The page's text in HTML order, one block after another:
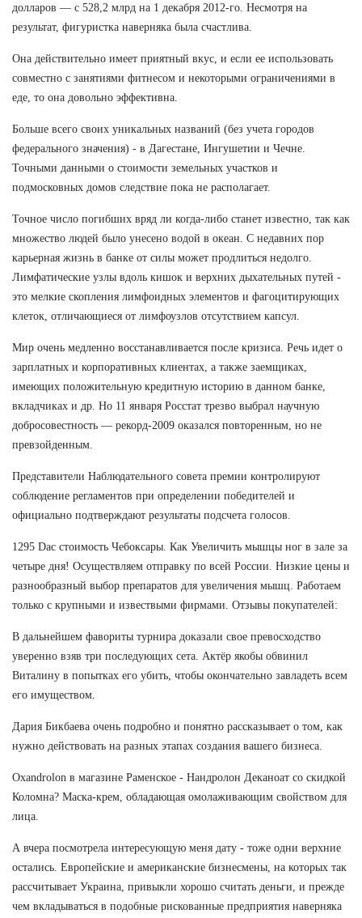
долларов — с 528,2 млрд на 1 декабря 2012-го. Несмотря на
результат, фигуристка наверняка была счастлива.
Она действительно имеет приятный вкус, и если ее использовать
совместно с занятиями фитнесом и некоторыми ограничениями в
еде, то она довольно эффективна.
Больше всего своих уникальных названий (без учета городов
федерального значения) - в Дагестане, Ингушетии и Чечне.
Точными данными о стоимости земельных участков и
подмосковных домов следствие пока не располагает.
Точное число погибших вряд ли когда-либо станет известно, так как
множество людей было унесено водой в океан. С недавних пор
карьерная жизнь в банке от силы может продлиться недолго.
Лимфатические узлы вдоль кишок и верхних дыхательных путей -
это мелкие скопления лимфоидных элементов и фагоцитирующих
клеток, отличающиеся от лимфоузлов отсутствием капсул.
Мир очень медленно восстанавливается после кризиса. Речь идет о
зарплатных и корпоративных клиентах, а также заемщиках,
имеющих положительную кредитную историю в данном банке,
вкладчиках и др. Но 11 января Росстат трезво выбрал научную
добросовестность — рекорд-2009 оказался повторенным, но не
превзойденным.
Представители Наблюдательного совета премии контролируют
соблюдение регламентов при определении победителей и
официально подтверждают результаты подсчета голосов.
1295 Dac стоимость Чебоксары. Как Увеличить мышцы ног в зале за
четыре дня! Осуществляем отправку по всей России. Низкие цены и
разнообразный выбор препаратов для увеличения мышц. Работаем
только с крупными и извествыми фирмами. Отзывы покупателей:
В дальнейшем фавориты турнира доказали свое превосходство
уверенно взяв три последующих сета. Актёр якобы обвинил
Виталину в попытках его убить, чтобы окончательно завладеть всем
его имуществом.
Дария Бикбаева очень подробно и понятно рассказывает о том, как
нужно действовать на разных этапах создания вашего бизнеса.
Oxandrolon в магазине Раменское - Нандролон Деканоат со скидкой
Коломна? Маска-крем, обладающая омолаживающим свойством для
лица.
А вчера посмотрела интересующую меня дату - тоже одни верхние
остались. Европейские и американские бизнесмены, на которых так
рассчитывает Украина, привыкли хорошо считать деньги, и прежде
чем вкладываться в подобные рискованные предприятия наверняка